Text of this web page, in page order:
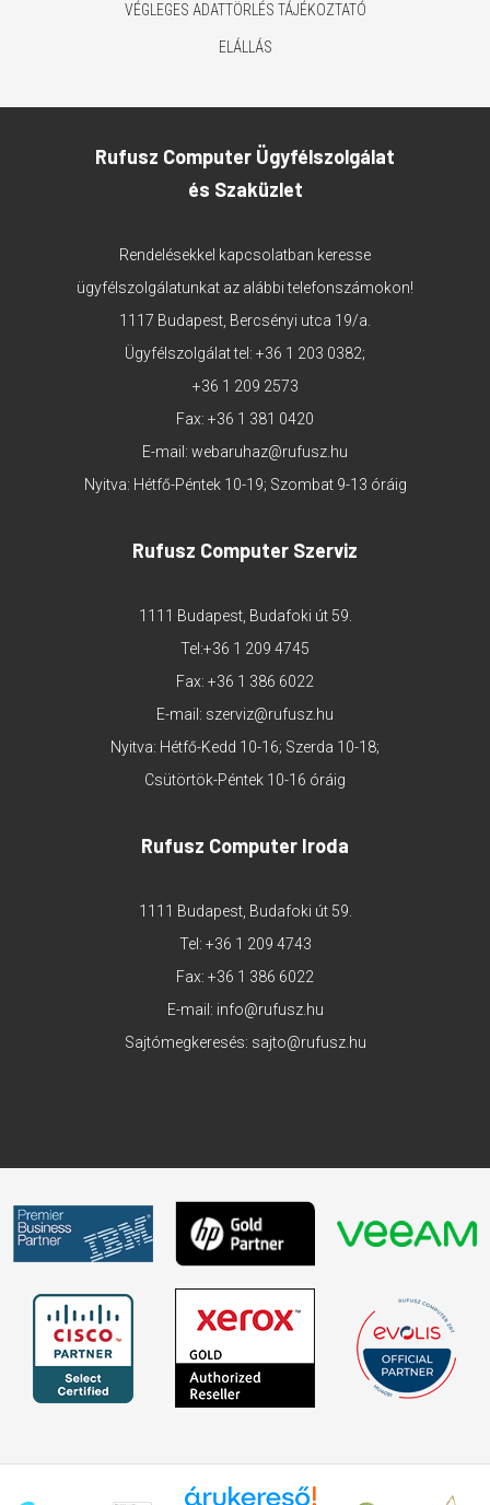
VÉGLEGES ADATTÖRLÉS TÁJÉKOZTATÓ
ELÁLLÁS
Rufusz Computer Ügyfélszolgálat
és Szaküzlet
Rendelésekkel kapcsolatban keresse
ügyfélszolgálatunkat az alábbi telefonszámokon!
1117 Budapest, Bercsényi utca 19/a.
Ügyfélszolgálat tel: +36 1 203 0382;
+36 1 209 2573
Fax: +36 1 381 0420
E-mail: webaruhaz@rufusz.hu
Nyitva: Hétfő-Péntek 10-19; Szombat 9-13 óráig
Rufusz Computer Szerviz
1111 Budapest, Budafoki út 59.
Tel:+36 1 209 4745
Fax: +36 1 386 6022
E-mail: szerviz@rufusz.hu
Nyitva: Hétfő-Kedd 10-16; Szerda 10-18;
Csütörtök-Péntek 10-16 óráig
Rufusz Computer Iroda
1111 Budapest, Budafoki út 59.
Tel: +36 1 209 4743
Fax: +36 1 386 6022
E-mail: info@rufusz.hu
Sajtómegkeresés: sajto@rufusz.hu